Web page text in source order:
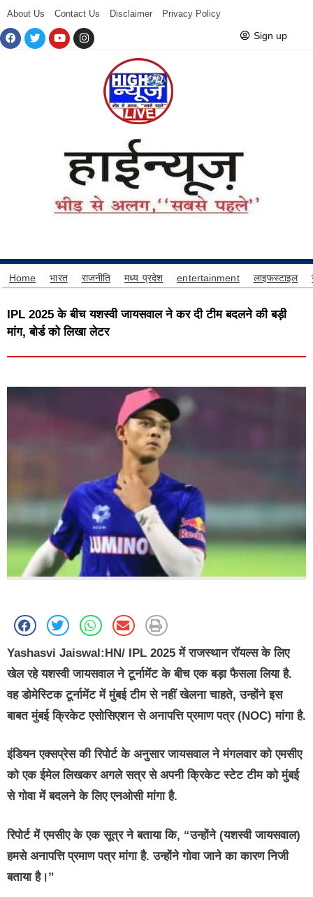
About Us Contact Us Disclaimer Privacy Policy
Sign up
Home भारत राजनीति मध्य प्रदेश entertainment लाइफस्टाइल
IPL 2025 के बीच यशस्वी जायसवाल ने कर दी टीम बदलने की बड़ी
मांग, बोर्ड को लिखा लेटर
Yashasvi Jaiswal:HN/ IPL 2025 में राजस्थान रॉयल्स के लिए
खेल रहे यशस्वी जायसवाल ने टूर्नामेंट के बीच एक बड़ा फैसला लिया है.
वह डोमेस्टिक टूर्नामेंट में मुंबई टीम से नहीं खेलना चाहते, उन्होंने इस
बाबत मुंबई क्रिकेट एसोसिएशन से अनापत्ति प्रमाण पत्र (NOC) मांगा है.
इंडियन एक्सप्रेस की रिपोर्ट के अनुसार जायसवाल ने मंगलवार को एमसीए
को एक ईमेल लिखकर अगले सत्र से अपनी क्रिकेट स्टेट टीम को मुंबई
से गोवा में बदलने के लिए एनओसी मांगा है.
रिपोर्ट में एमसीए के एक सूत्र ने बताया कि, “उन्होंने (यशस्वी जायसवाल)
हमसे अनापत्ति प्रमाण पत्र मांगा है. उन्होंने गोवा जाने का कारण निजी
बताया है।”